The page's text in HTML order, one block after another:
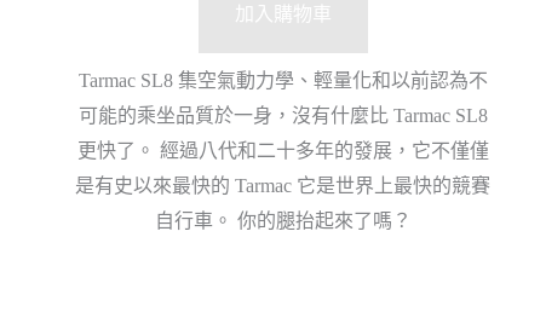
加入購物車
Tarmac SL8 集空氣動力學、輕量化和以前認為不
可能的乘坐品質於一身，沒有什麼比 Tarmac SL8
更快了。 經過八代和二十多年的發展，它不僅僅
是有史以來最快的 Tarmac 它是世界上最快的競賽
自行車。 你的腿抬起來了嗎？